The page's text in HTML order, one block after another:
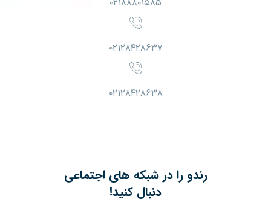
۰۲۱۲۸۴۲۸۶۳۷
۰۲۱۲۸۴۲۸۶۳۸
رندو را در شبکه های اجتماعی
دنبال کنید!